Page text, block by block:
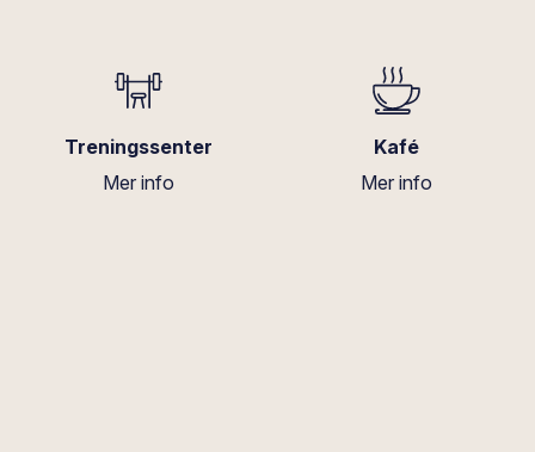
Treningssenter
Mer info
Kafé
Mer info